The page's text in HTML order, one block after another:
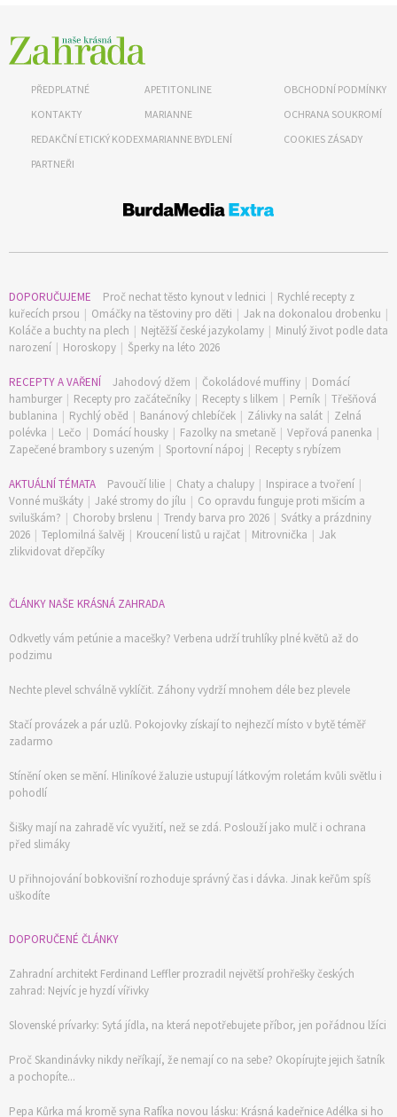
PŘEDPLATNÉ
KONTAKTY
REDAKČNÍ ETICKÝ KODEX
PARTNEŘI
APETITONLINE
MARIANNE
MARIANNE BYDLENÍ
OBCHODNÍ PODMÍNKY
OCHRANA SOUKROMÍ
COOKIES ZÁSADY
DOPORUČUJEME Proč nechat těsto kynout v lednici
Rychlé recepty z
kuřecích prsou
Omáčky na těstoviny pro děti Jak na dokonalou drobenku
Koláče a buchty na plech
Nejtěžší české jazykolamy
Minulý život podle data
narození
Horoskopy Šperky na léto 2026
RECEPTY A VAŘENÍ Jahodový džem Čokoládové muffiny
Domácí
hamburger
Recepty pro začátečníky Recepty s lilkem Perník
Třešňová
bublanina
Rychlý oběd Banánový chlebíček Zálivky na salát
Zelná
polévka
Lečo Domácí housky Fazolky na smetaně Vepřová panenka
Zapečené brambory s uzeným
Sportovní nápoj Recepty s rybízem
AKTUÁLNÍ TÉMATA Pavoučí lilie Chaty a chalupy Inspirace a tvoření
Vonné muškáty
Jaké stromy do jílu
Co opravdu funguje proti mšicím a
sviluškám?
Choroby brslenu Trendy barva pro 2026
Svátky a prázdniny
2026
Teplomilná šalvěj Kroucení listů u rajčat Mitrovnička
Jak
zlikvidovat dřepčíky
ČLÁNKY NAŠE KRÁSNÁ ZAHRADA
Odkvetly vám petúnie a macešky? Verbena udrží truhlíky plné květů až do
podzimu
Nechte plevel schválně vyklíčit. Záhony vydrží mnohem déle bez plevele
Stačí provázek a pár uzlů. Pokojovky získají to nejhezčí místo v bytě téměř
zadarmo
Stínění oken se mění. Hliníkové žaluzie ustupují látkovým roletám kvůli světlu i
pohodlí
Šišky mají na zahradě víc využití, než se zdá. Poslouží jako mulč i ochrana
před slimáky
U přihnojování bobkovišní rozhoduje správný čas i dávka. Jinak keřům spíš
uškodíte
DOPORUČENÉ ČLÁNKY
Zahradní architekt Ferdinand Leffler prozradil největší prohřešky českých
zahrad: Nejvíc je hyzdí vířivky
Slovenské prívarky: Sytá jídla, na která nepotřebujete příbor, jen pořádnou lžíci
Proč Skandinávky nikdy neříkají, že nemají co na sebe? Okopírujte jejich šatník
a pochopíte...
Pepa Kůrka má kromě syna Rafíka novou lásku: Krásná kadeřnice Adélka si ho